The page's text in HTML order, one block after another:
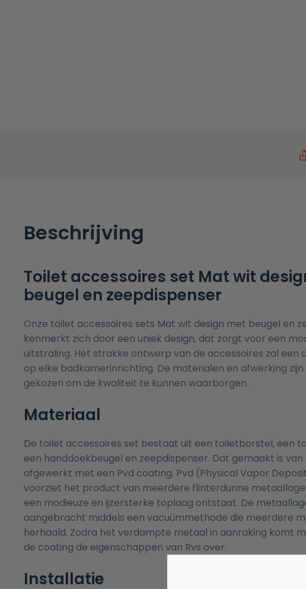
Beschrijving
Toilet accessoires set Mat wit
beugel en zeepdispenser
Onze toilet accessoires sets Mat wit design met beugel en
kenmerkt zich door een uniek design, dat zorgt voor een
uitstraling. Het strakke ontwerp van de accessoires zal een
op elke badkamerinrichting. De materialen en afwerking zijn
gekozen om de kwaliteit te kunnen waarborgen.
Materiaal
De toilet accessoires set bestaat uit een toiletborstel, een
een handdoekbeugel en zeepdispenser. Dat gemaakt is van
afgewerkt met een Pvd coating. Pvd (Physical Vapor
voorziet het product van meerdere flinterdunne
een modieuze en ijzersterke toplaag ontstaat. De
aangebracht middels een vacuümmethode die meerdere
herhaald. Zodra het verdampte metaal in aanraking komt
de coating de eigenschappen van Rvs over.
Installatie